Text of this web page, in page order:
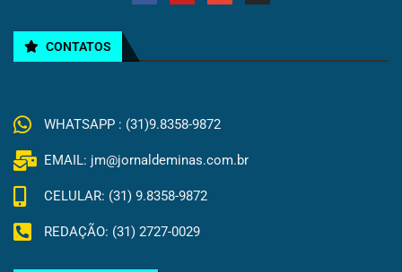
CONTATOS
WHATSAPP : (31)9.8358-9872
EMAIL: jm@jornaldeminas.com.br
CELULAR: (31) 9.8358-9872
REDAÇÃO: (31) 2727-0029